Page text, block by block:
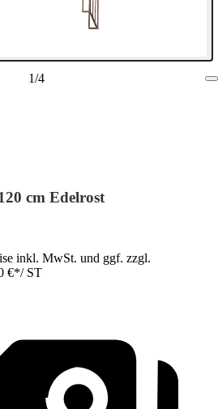
1/4
cm Edelrost
inkl. MwSt. und ggf. zzgl.
€*/ ST